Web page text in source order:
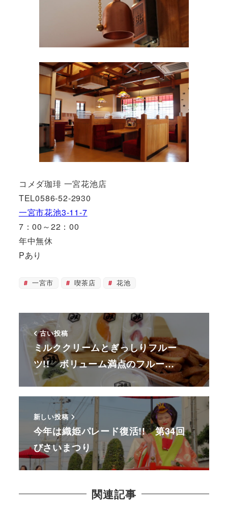
コメダ珈琲 一宮花池店
TEL0586-52-2930
一宮市花池3-11-7
7：00～22：00
年中無休
Pあり
一宮市 喫茶店 花池
古い投稿
ミルククリームとぎっしりフルー
ツ!! ボリューム満点のフルー…
新しい投稿
今年は織姫パレード復活!! 第34回
びさいまつり
関連記事